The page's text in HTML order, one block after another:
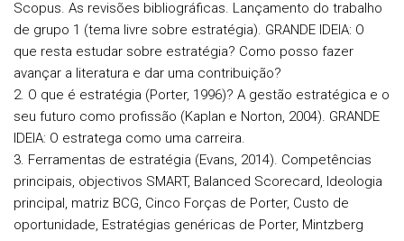
Scopus. As revisões bibliográficas. Lançamento do trabalho
de grupo 1 (tema livre sobre estratégia). GRANDE IDEIA: O
que resta estudar sobre estratégia? Como posso fazer
avançar a literatura e dar uma contribuição?
2. O que é estratégia (Porter, 1996)? A gestão estratégica e o
seu futuro como profissão (Kaplan e Norton, 2004). GRANDE
IDEIA: O estratega como uma carreira.
3. Ferramentas de estratégia (Evans, 2014). Competências
principais, objectivos SMART, Balanced Scorecard, Ideologia
principal, matriz BCG, Cinco Forças de Porter, Custo de
oportunidade, Estratégias genéricas de Porter, Mintzberg